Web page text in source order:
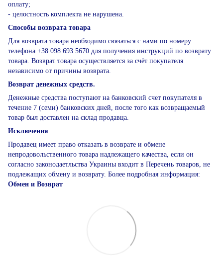
оплату;
- целостность комплекта не нарушена.
Способы возврата товара
Для возврата товара необходимо связаться с нами по номеру
телефона +38 098 693 5670 для получения инструкций по возврату
товара. Возврат товара осуществляется за счёт покупателя
независимо от причины возврата.
Возврат денежных средств.
Денежные средства поступают на банковский счет покупателя в
течение 7 (семи) банковских дней, после того как возвращаемый
товар был доставлен на склад продавца.
Исключения
Продавец имеет право отказать в возврате и обмене
непродовольственного товара надлежащего качества, если он
согласно законодаетльства Украины входит в Перечень товаров, не
подлежащих обмену и возврату. Более подробная информация:
Обмен и Возврат